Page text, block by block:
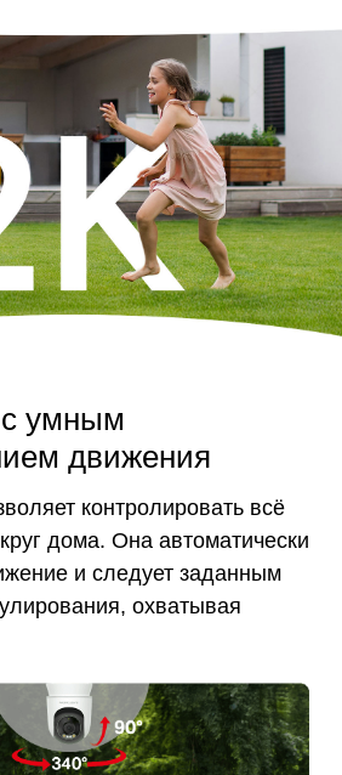
умным
движения
контролировать всё
дома. Она автоматически
и следует заданным
охватывая